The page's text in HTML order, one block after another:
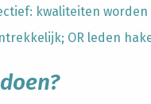
kwaliteiten
OR leden